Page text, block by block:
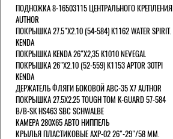
ПОДНОЖКА 8-16503115 ЦЕНТРАЛЬНОГО КРЕПЛЕНИЯ
AUTHOR
ПОКРЫШКА 27.5"Х2.10 (54-584) K1162 WATER SPIRIT.
KENDA
ПОКРЫШКА KENDA 26"Х2,35 K1010 NEVEGAL
ПОКРЫШКА 26"Х2.10 (52-559) K1153 APTOR 30TPI
KENDA
ДЕРЖАТЕЛЬ ФЛЯГИ БОКОВОЙ ABC-35 X7 AUTHOR
ПОКРЫШКА 27.5X2.25 TOUGH TOM K-GUARD 57-584
B/B-SK HS463 SBC SCHWALBE
КАМЕРА 280Х65 АВТО НИППЕЛЬ
КРЫЛЬЯ ПЛАСТИКОВЫЕ AXP-02 26"-29"/58 ММ.